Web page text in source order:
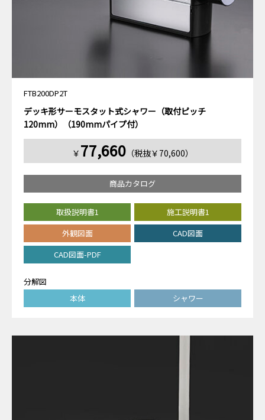
FTB200DP2T
デッキ形サーモスタット式シャワー（取付ピッチ
120mm）（190mmパイプ付）
￥ 77,660（税抜￥70,600）
商品カタログ
取扱説明書1
施工説明書1
外観図面
CAD図面
CAD図面-PDF
分解図
本体
シャワー